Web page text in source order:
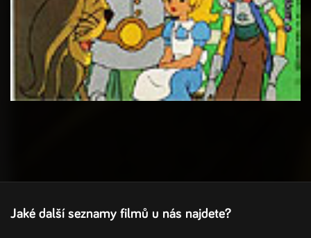
Jaké další seznamy filmů u nás najdete?